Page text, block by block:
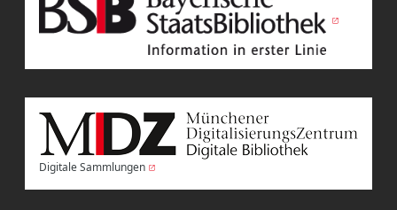
Digitale Sammlungen